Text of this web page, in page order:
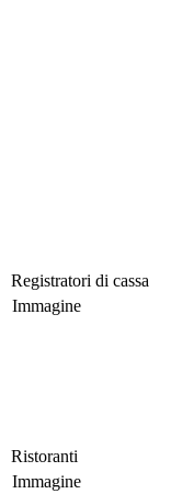
Registratori di cassa
Immagine
Ristoranti
Immagine